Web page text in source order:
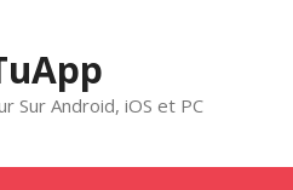
Sur Android, iOS et PC